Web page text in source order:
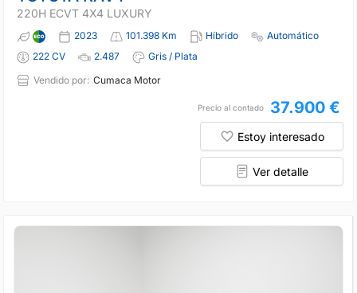
220H ECVT 4X4 LUXURY
2023 101.398 Km Híbrido
Automático
222 CV
2.487
Gris / Plata
Vendido por: Cumaca Motor
Precio al contado 37.900 €
Estoy interesado
Ver detalle